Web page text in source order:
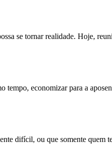
se tornar realidade. Hoje,
tempo, economizar para a
difícil, ou que somente